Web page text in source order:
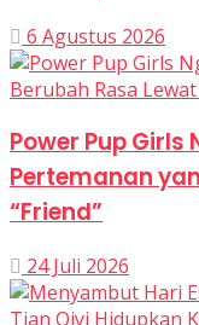
6 Agustus 2026
Power Pup
Pertemanan
“Friend”
24 Juli 2026